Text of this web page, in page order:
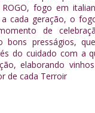
fogo em
cada geração, o
de
bons presságios,
do cuidado com a
elaborando
de cada Terroir